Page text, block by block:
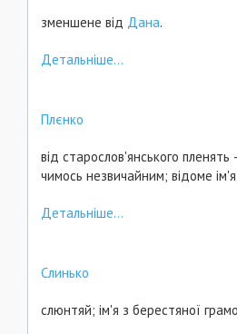
зменшене від Дана.
Детальніше...
Плєнко
від старослов'янського
чимось незвичайним; відоме
Детальніше...
Слинько
слюнтяй; ім'я з берестяної